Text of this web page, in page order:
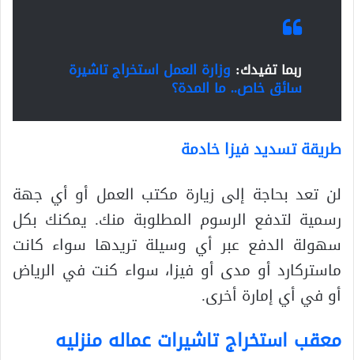
ربما تفيدك: وزارة العمل استخراج تاشيرة
سائق خاص.. ما المدة؟
طريقة تسديد فيزا خادمة
لن تعد بحاجة إلى زيارة مكتب العمل أو أي جهة
رسمية لتدفع الرسوم المطلوبة منك. يمكنك بكل
سهولة الدفع عبر أي وسيلة تريدها سواء كانت
ماستركارد أو مدى أو فيزا، سواء كنت في الرياض
أو في أي إمارة أخرى.
معقب استخراج تاشيرات عماله منزليه